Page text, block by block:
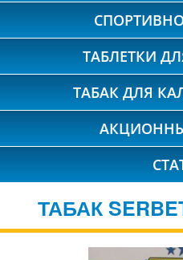
ТАБЛЕТКИ
ТАБАК ДЛЯ
ТАБАК